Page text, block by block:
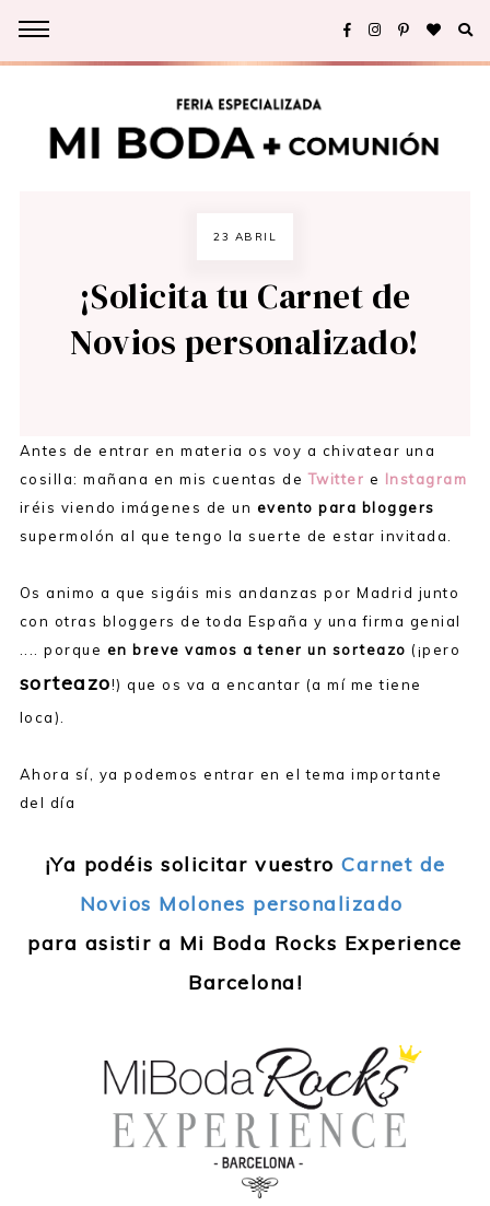
23 ABRIL
¡Solicita tu Carnet de
Novios personalizado!
Antes de entrar en materia os voy a chivatear una
cosilla: mañana en mis cuentas deTwitter e Instagram
iréis viendo imágenes de un evento para bloggers
supermolón al que tengo la suerte de estar invitada.
Os animo a que sigáis mis andanzas por Madrid junto
con otras bloggers de toda España y una firma genial
.... porque en breve vamos a tener un sorteazo (¡pero
sorteazo!) que os va a encantar (a mí me tiene
loca).
Ahora sí, ya podemos entrar en el tema importante
del día
¡Ya podéis solicitar vuestro Carnet de
Novios Molones personalizado
para asistir a Mi Boda Rocks Experience
Barcelona!